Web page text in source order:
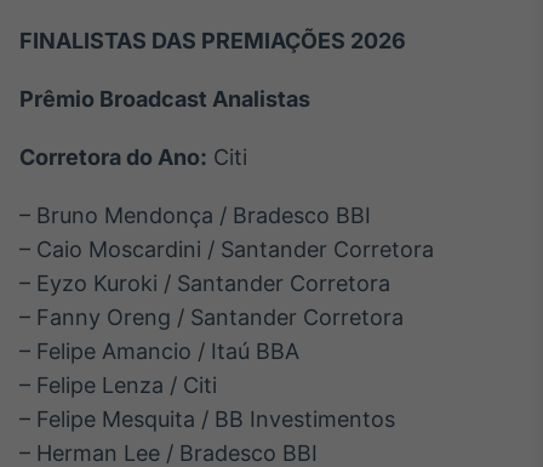
FINALISTAS DAS PREMIAÇÕES 2026
Prêmio Broadcast Analistas
Corretora do Ano: Citi
– Bruno Mendonça / Bradesco BBI
– Caio Moscardini / Santander Corretora
– Eyzo Kuroki / Santander Corretora
– Fanny Oreng / Santander Corretora
– Felipe Amancio / Itaú BBA
– Felipe Lenza / Citi
– Felipe Mesquita / BB Investimentos
– Herman Lee / Bradesco BBI